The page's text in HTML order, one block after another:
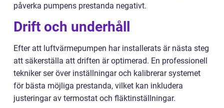
påverka pumpens prestanda negativt.
Drift och underhåll
Efter att luftvärmepumpen har installerats är nästa steg
att säkerställa att driften är optimerad. En professionell
tekniker ser över inställningar och kalibrerar systemet
för bästa möjliga prestanda, vilket kan inkludera
justeringar av termostat och fläktinställningar.